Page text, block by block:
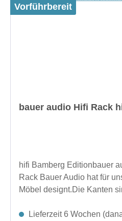
Vorführbereit
bauer audio Hifi Rack
hifi Bamberg Editionbauer
Rack Bauer Audio hat für
Möbel designt.Die Kanten
gewohnten bauer audio
Lieferzeit 6 Wochen